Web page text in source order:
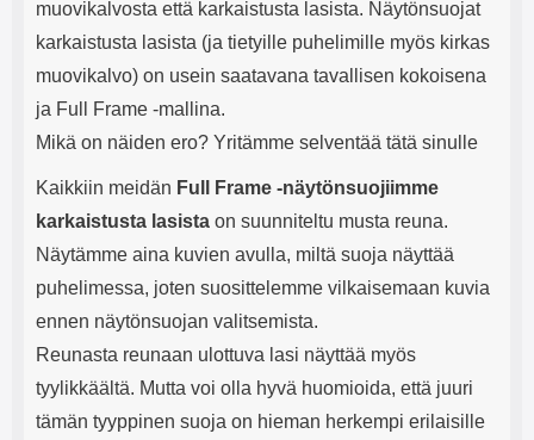
muovikalvosta että karkaistusta lasista. Näytönsuojat
karkaistusta lasista (ja tietyille puhelimille myös kirkas
muovikalvo) on usein saatavana tavallisen kokoisena
ja Full Frame -mallina.
Mikä on näiden ero? Yritämme selventää tätä sinulle
Kaikkiin meidän Full Frame -näytönsuojiimme
karkaistusta lasista on suunniteltu musta reuna.
Näytämme aina kuvien avulla, miltä suoja näyttää
puhelimessa, joten suosittelemme vilkaisemaan kuvia
ennen näytönsuojan valitsemista.
Reunasta reunaan ulottuva lasi näyttää myös
tyylikkäältä. Mutta voi olla hyvä huomioida, että juuri
tämän tyyppinen suoja on hieman herkempi erilaisille